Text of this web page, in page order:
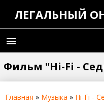
ЛЕГАЛЬНЫЙ
menu
Фильм "Hi-Fi -
Главная » Музыка » Hi-Fi -